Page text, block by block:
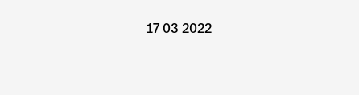
17 03 2022